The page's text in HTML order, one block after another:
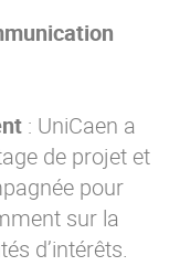
: UniCaen a
de projet et
pour
sur la
d’intérêts.